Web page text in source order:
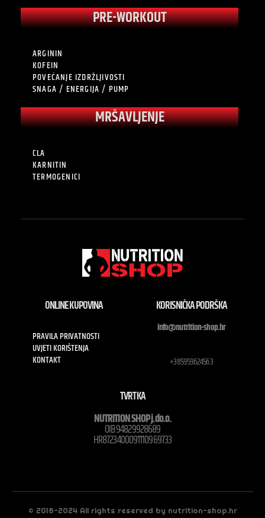
PRE-WORKOUT
ARGININ
KOFEIN
POVEĆANJE IZDRŽLJIVOSTI
SNAGA / ENERGIJA / PUMP
MRŠAVLJENJE
CLA
KARNITIN
TERMOGENICI
ONLINE KUPOVINA
PRAVILA PRIVATNOSTI
UVJETI KORIŠTENJA
KONTAKT
KORISNIČKA PODRŠKA
info@nutrition-shop.hr
+385959624563
TVRTKA
NUTRITION SHOP j.do.o.
OIB 94829928689
HR8723400091110969733
© 2018-2024 All rights reserved by nutrition-shop.hr